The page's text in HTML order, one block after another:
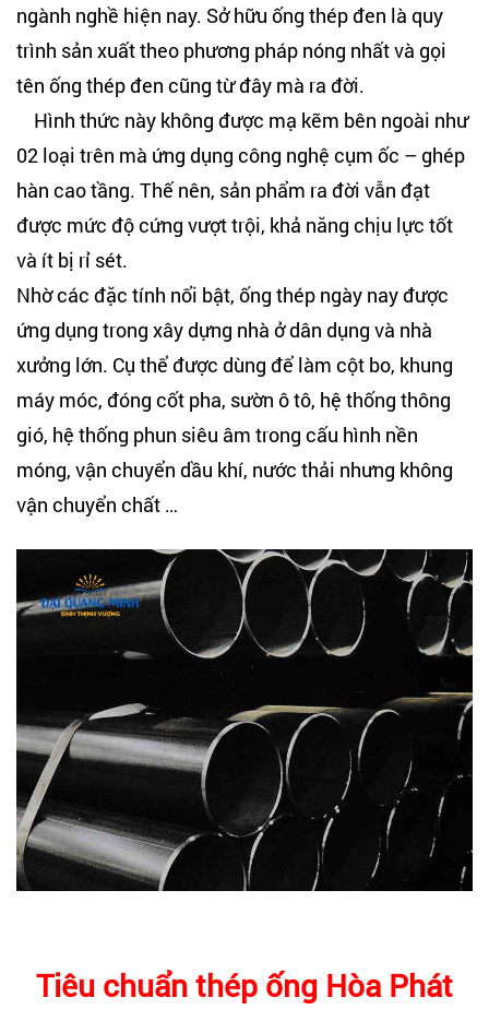
ngành nghề hiện nay. Sở hữu ống thép đen là quy
trình sản xuất theo phương pháp nóng nhất và gọi
tên ống thép đen cũng từ đây mà ra đời.
Hình thức này không được mạ kẽm bên ngoài như
02 loại trên mà ứng dụng công nghệ cụm ốc – ghép
hàn cao tầng. Thế nên, sản phẩm ra đời vẫn đạt
được mức độ cứng vượt trội, khả năng chịu lực tốt
và ít bị rỉ sét.
Nhờ các đặc tính nổi bật, ống thép ngày nay được
ứng dụng trong xây dựng nhà ở dân dụng và nhà
xưởng lớn. Cụ thể được dùng để làm cột bo, khung
máy móc, đóng cốt pha, sườn ô tô, hệ thống thông
gió, hệ thống phun siêu âm trong cấu hình nền
móng, vận chuyển dầu khí, nước thải nhưng không
vận chuyển chất …
Tiêu chuẩn thép ống Hòa Phát